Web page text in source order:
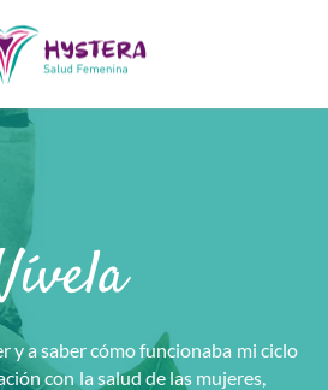
y a saber cómo funcionaba mi ciclo
con la salud de las mujeres,